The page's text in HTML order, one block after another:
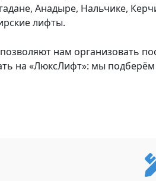
Анадыре, Нальчике,
лифты.
нам организовать
на «ЛюксЛифт»: мы